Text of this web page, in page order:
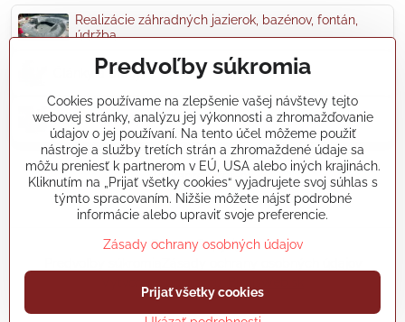
Realizácie záhradných jazierok, bazénov, fontán,
údržba...
Články a blogy
Rady a návody
koikapre/?ref=hl
©2026Copyright
Predvoľby súkromia
Cookies používame na zlepšenie vašej návštevy tejto
webovej stránky, analýzu jej výkonnosti a zhromažďovanie
údajov o jej používaní. Na tento účel môžeme použiť
nástroje a služby tretích strán a zhromaždené údaje sa
môžu preniesť k partnerom v EÚ, USA alebo iných krajinách.
Kliknutím na „Prijať všetky cookies“ vyjadrujete svoj súhlas s
týmto spracovaním. Nižšie môžete nájsť podrobné
informácie alebo upraviť svoje preferencie.
Zásady ochrany osobných údajov
Prijať všetky cookies